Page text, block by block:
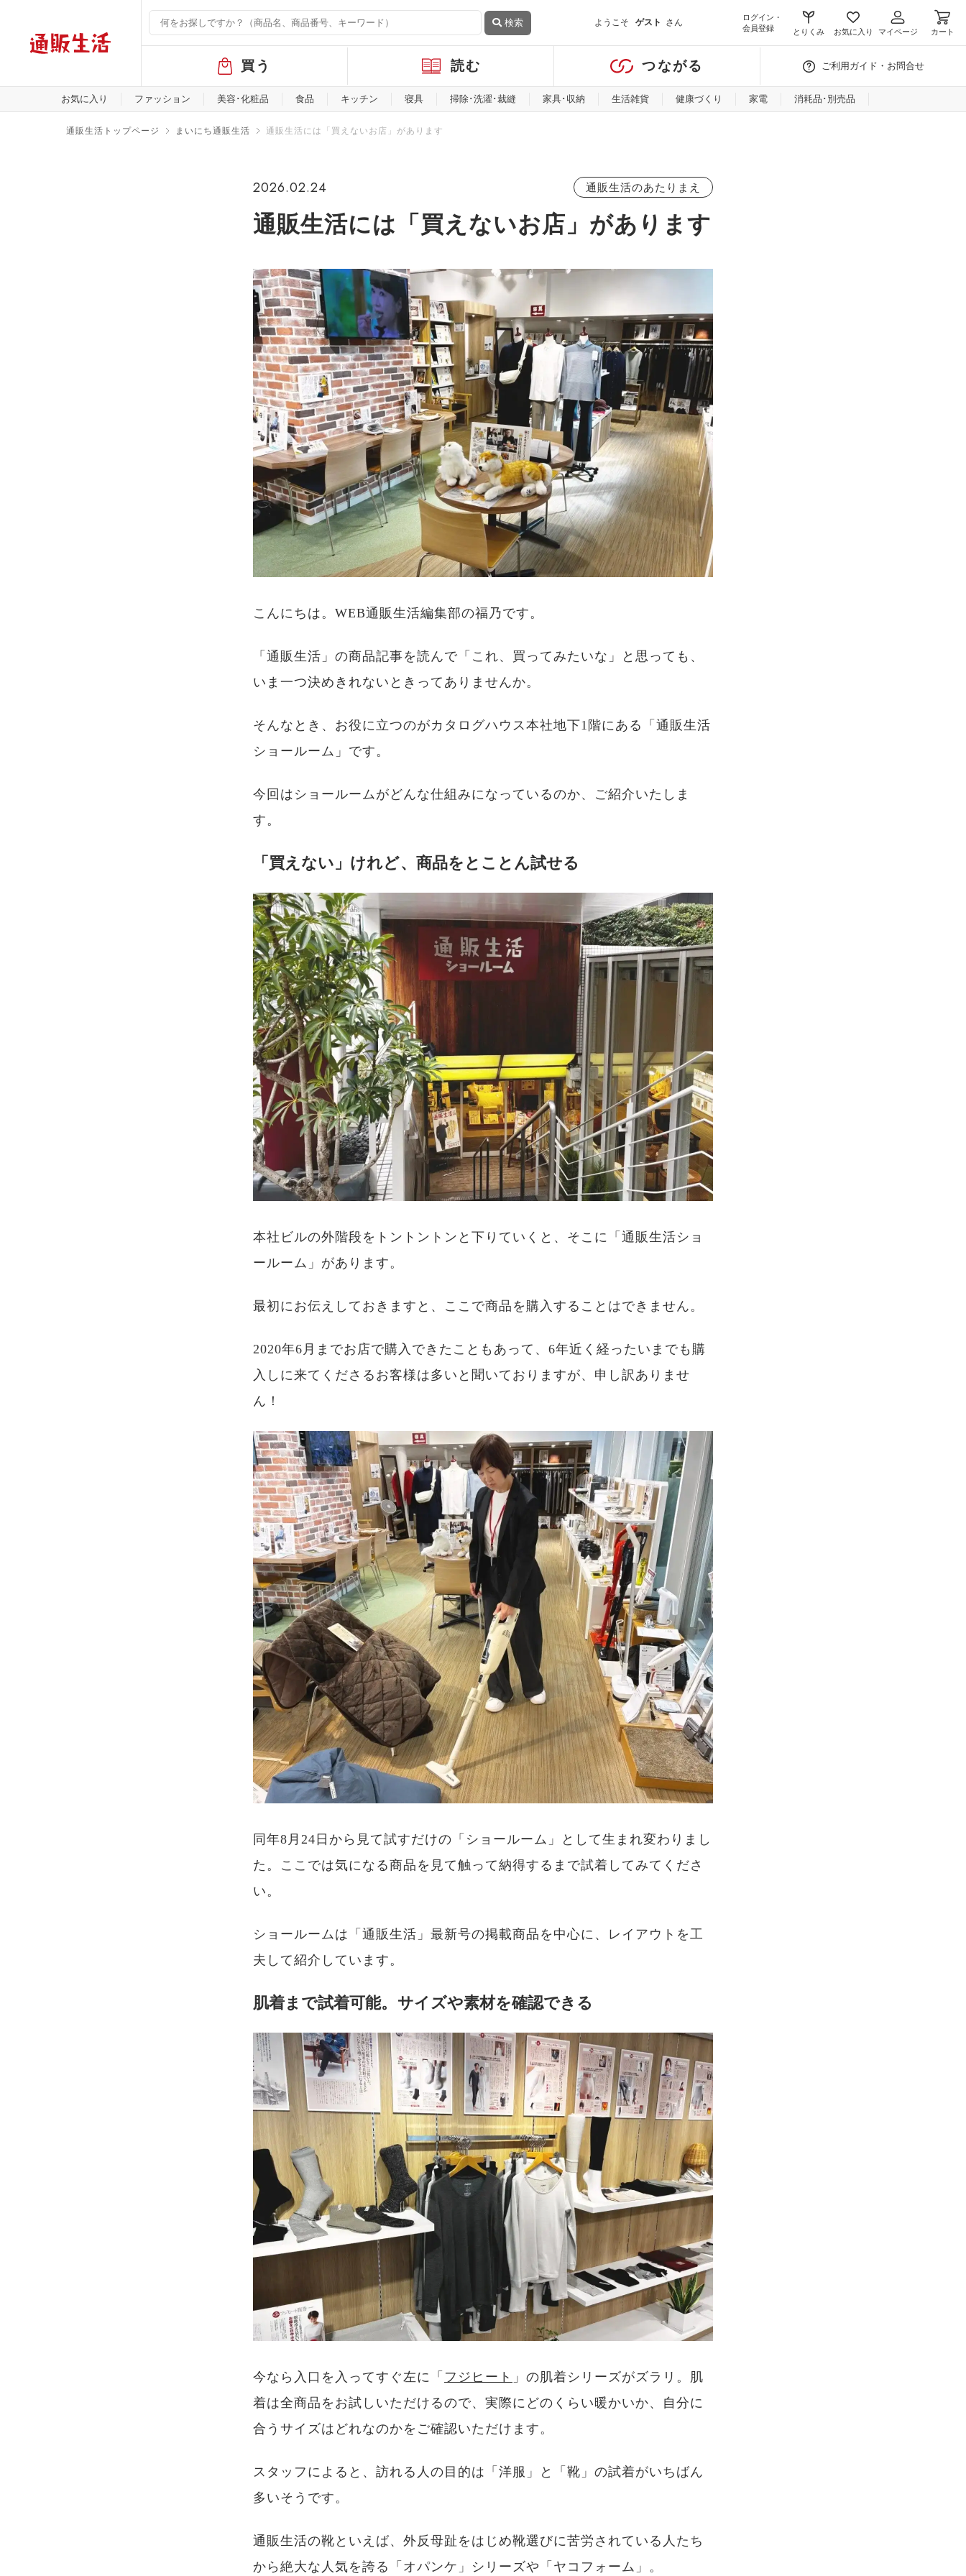
検索 ようこそ ゲスト さん
ログイン・
会員登録
とりくみ お気に入り マイページ カート
バ
ル
メ
買う 読む つながる ご利用ガイド・お問合せ
お気に入り ファッション 美容･化粧品 食品 キッチン 寝具 掃除･洗濯･裁縫 家具･収納 生活雑貨 健康づくり 家電 消耗品･別売品
通販生活トップページ まいにち通販生活 通販生活には「買えないお店」があります
2026.02.24 通販生活のあたりまえ
通販生活には「買えないお店」があります
こんにちは。WEB通販生活編集部の福乃です。
「通販生活」の商品記事を読んで「これ、買ってみたいな」と思っても、
いま一つ決めきれないときってありませんか。
そんなとき、お役に立つのがカタログハウス本社地下1階にある「通販生活
ショールーム」です。
今回はショールームがどんな仕組みになっているのか、ご紹介いたしま
す。
「買えない」けれど、商品をとことん試せる
本社ビルの外階段をトントントンと下りていくと、そこに「通販生活ショ
ールーム」があります。
最初にお伝えしておきますと、ここで商品を購入することはできません。
2020年6月までお店で購入できたこともあって、6年近く経ったいまでも購
入しに来てくださるお客様は多いと聞いておりますが、申し訳ありませ
ん！
同年8月24日から見て試すだけの「ショールーム」として生まれ変わりまし
た。ここでは気になる商品を見て触って納得するまで試着してみてくださ
い。
ショールームは「通販生活」最新号の掲載商品を中心に、レイアウトを工
夫して紹介しています。
肌着まで試着可能。サイズや素材を確認できる
今なら入口を入ってすぐ左に「 フジヒート 」の肌着シリーズがズラリ。肌
着は全商品をお試しいただけるので、実際にどのくらい暖かいか、自分に
合うサイズはどれなのかをご確認いただけます。
スタッフによると、訪れる人の目的は「洋服」と「靴」の試着がいちばん
多いそうです。
通販生活の靴といえば、外反母趾をはじめ靴選びに苦労されている人たち
から絶大な人気を誇る「オパンケ」シリーズや「ヤコフォーム」。